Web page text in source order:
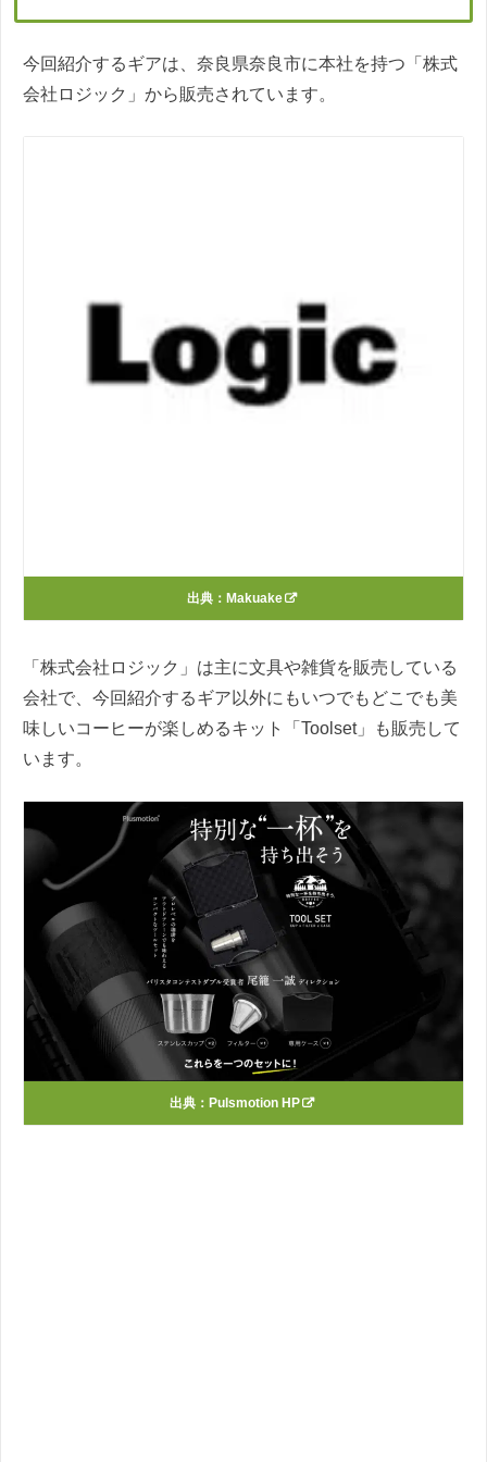
今回紹介するギアは、奈良県奈良市に本社を持つ「株式
会社ロジック」から販売されています。
出典： Makuake
「株式会社ロジック」は主に文具や雑貨を販売している
会社で、今回紹介するギア以外にもいつでもどこでも美
味しいコーヒーが楽しめるキット「Toolset」も販売して
います。
出典： Pulsmotion HP